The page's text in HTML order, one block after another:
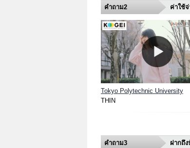
คำถาม2 ค่าใช้
Tokyo Polytechnic University
THIN
คำถาม3 ฝากถึ